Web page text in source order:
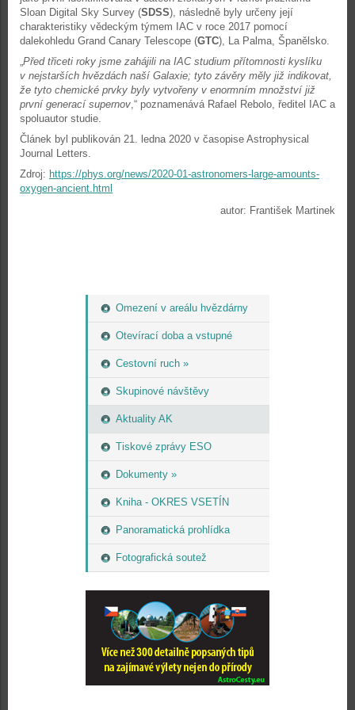
Omezení v areálu hvězdárny
Otevírací doba a vstupné
Cestovní ruch »
Skupinové návštěvy
Aktuality AK
Tiskové zprávy ESO
Dokumenty »
Kniha - OKRES VSETÍN
Panoramatická prohlídka
Fotografická soutež
Sloan Digital Sky Survey (SDSS), následně byly určeny její
charakteristiky vědeckým týmem IAC v roce 2017 pomocí
dalekohledu Grand Canary Telescope (GTC), La Palma, Španělsko.
„Před třiceti roky jsme zahájili na IAC studium přítomnosti kyslíku
v nejstarších hvězdách naší Galaxie; tyto závěry měly již indikovat,
že tyto chemické prvky byly vytvořeny v enormním množství již
první generací supernov,“ poznamenává Rafael Rebolo, ředitel IAC a
spoluautor studie.
Článek byl publikován 21. ledna 2020 v časopise Astrophysical
Journal Letters.
Zdroj: https://phys.org/news/2020-01-astronomers-large-amounts-
oxygen-ancient.html
autor: František Martinek